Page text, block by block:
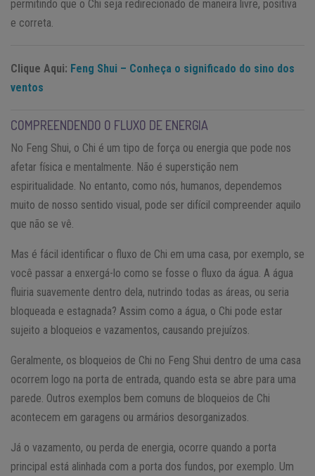
permitindo que o Chi seja redirecionado de maneira livre, positiva
e correta.
Clique Aqui: Feng Shui – Conheça o significado do sino dos
ventos
COMPREENDENDO O FLUXO DE ENERGIA
No Feng Shui, o Chi é um tipo de força ou energia que pode nos
afetar física e mentalmente. Não é superstição nem
espiritualidade. No entanto, como nós, humanos, dependemos
muito de nosso sentido visual, pode ser difícil compreender aquilo
que não se vê.
Mas é fácil identificar o fluxo de Chi em uma casa, por exemplo, se
você passar a enxergá-lo como se fosse o fluxo da água. A água
fluiria suavemente dentro dela, nutrindo todas as áreas, ou seria
bloqueada e estagnada? Assim como a água, o Chi pode estar
sujeito a bloqueios e vazamentos, causando prejuízos.
Geralmente, os bloqueios de Chi no Feng Shui dentro de uma casa
ocorrem logo na porta de entrada, quando esta se abre para uma
parede. Outros exemplos bem comuns de bloqueios de Chi
acontecem em garagens ou armários desorganizados.
Já o vazamento, ou perda de energia, ocorre quando a porta
principal está alinhada com a porta dos fundos, por exemplo. Um